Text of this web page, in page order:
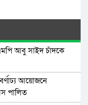
আবু সাইদ চাঁদকে
আয়োজনে
পালিত